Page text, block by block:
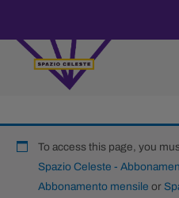
contenuto
To access this page, you
Spazio Celeste -
Abbonamento mensile or